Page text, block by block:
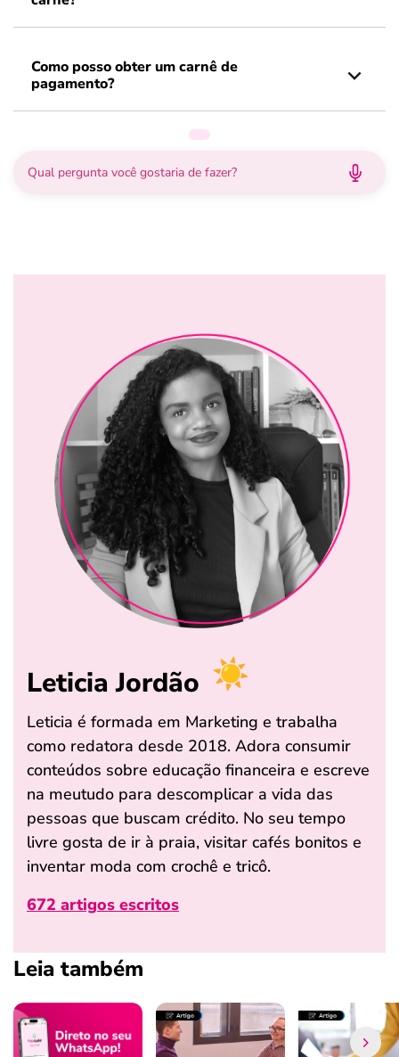
Como posso obter um carnê de
pagamento?
Leticia Jordão
Leticia é formada em Marketing e trabalha
como redatora desde 2018. Adora consumir
conteúdos sobre educação financeira e escreve
na meutudo para descomplicar a vida das
pessoas que buscam crédito. No seu tempo
livre gosta de ir à praia, visitar cafés bonitos e
inventar moda com crochê e tricô.
672 artigos escritos
Leia também